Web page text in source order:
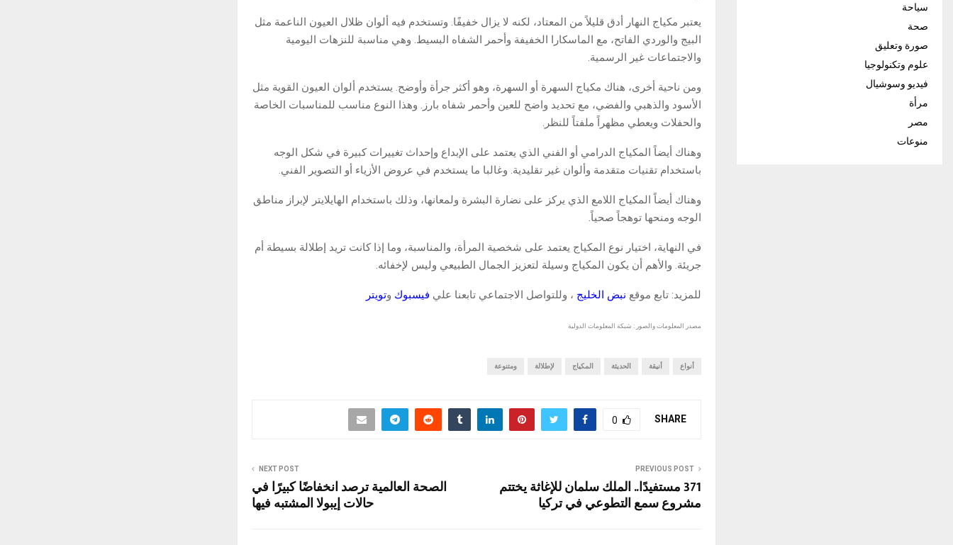
يعتبر مكياج النهار أدق قليلاً من المعتاد، لكنه لا يزال خفيفًا. وتستخدم فيه ألوان ظلال العيون الناعمة مثل
البيج والوردي الفاتح، مع الماسكارا الخفيفة وأحمر الشفاه البسيط. وهي مناسبة للنزهات اليومية
والاجتماعات غير الرسمية.
ومن ناحية أخرى، هناك مكياج السهرة أو السهرة، وهو أكثر جرأة وأوضح. يستخدم ألوان العيون القوية مثل
الأسود والذهبي والفضي، مع تحديد واضح للعين وأحمر شفاه بارز. وهذا النوع مناسب للمناسبات الخاصة
والحفلات ويعطي مظهراً ملفتاً للنظر.
وهناك أيضاً المكياج الدرامي أو الفني الذي يعتمد على الإبداع وإحداث تغييرات كبيرة في شكل الوجه
باستخدام تقنيات متقدمة وألوان غير تقليدية. وغالبا ما يستخدم في عروض الأزياء أو التصوير الفني.
وهناك أيضاً المكياج اللامع الذي يركز على نضارة البشرة ولمعانها، وذلك باستخدام الهايلايتر لإبراز مناطق
الوجه ومنحها توهجاً صحياً.
في النهاية، اختيار نوع المكياج يعتمد على شخصية المرأة، والمناسبة، وما إذا كانت تريد إطلالة بسيطة أم
جريئة. والأهم أن يكون المكياج وسيلة لتعزيز الجمال الطبيعي وليس لإخفائه.
للمزيد: تابع موقع نبض الخليج ، وللتواصل الاجتماعي تابعنا علي فيسبوك وتويتر
مصدر المعلومات والصور : شبكة المعلومات الدولية
أنواع أنيقة الحديثة المكياج لإطلالة ومتنوعة
SHARE
0
PREVIOUS POST
371 مستفيدًا.. الملك سلمان للإغاثة يختتم
مشروع سمع التطوعي في تركيا
NEXT POST
الصحة العالمية ترصد انخفاضًا كبيرًا في
حالات إيبولا المشتبه فيها
سياحة
صحة
صورة وتعليق
علوم وتكنولوجيا
فيديو وسوشيال
مرأة
مصر
منوعات